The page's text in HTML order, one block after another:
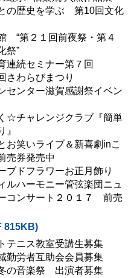
の歴史を学ぶ 第10回文化
“第２１回前夜祭・第４
祭”
連続セミナー第７回
さわらびまつり
センター滋賀感謝祭イベン
☆チャレンジクラブ『簡単
』
お笑いライブ＆新喜劇inこ
売券発売中
ブドフラワーお正月飾り
ルハーモニー管弦楽団ニュ
コンサート２０１７ 前売
815KB)
テニス教室受講生募集
勤労者互助会会員募集
の音楽祭 出演者募集